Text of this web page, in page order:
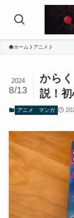
ホーム アニメ
から
説！
2024
8/13
アニメ マンガ